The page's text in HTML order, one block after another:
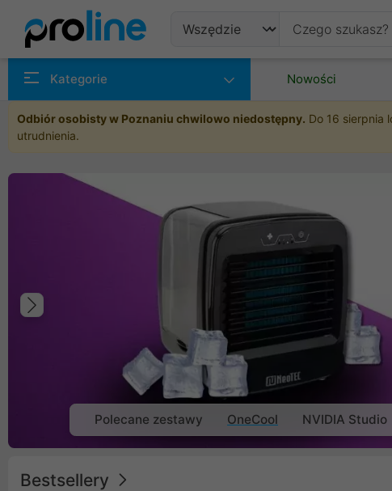
Kategorie Nowości
Odbiór osobisty w Poznaniu chwilowo niedostępny. Do 16 sierpnia
utrudnienia.
Poprzedni
Polecane zestawy OneCool NVIDIA Studio
Bestsellery